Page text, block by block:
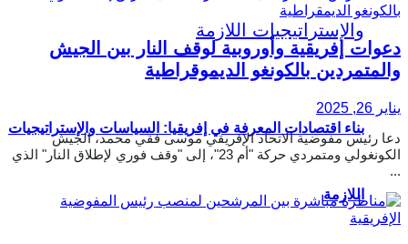
بناء اقتصادات المعرفة في إفريقيا: السياسات والإستراتيجيات
اللازمة
دعوات إفريقية وأوروبية لوقف النار بين الجيش
والمتمردين بالكونغو الديموقراطية
يناير 26, 2025
دعا رئيس مفوضية الاتحاد الإفريقي موسى فقي محمد، الجيش
الكونغولي ومتمردي حركة "أم 23"، إلى "وقف فوري لإطلاق النار" الذي
...